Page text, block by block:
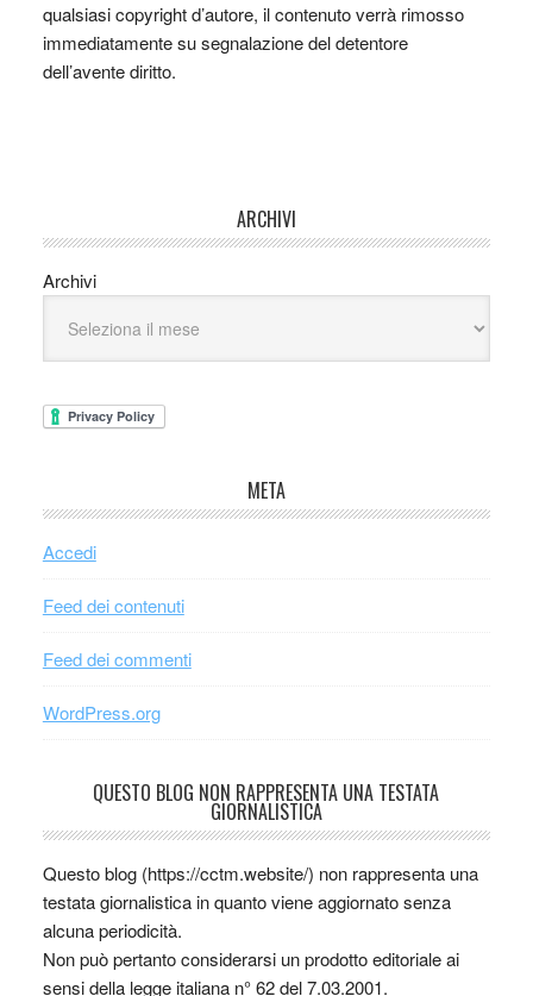
qualsiasi copyright d’autore, il contenuto verrà rimosso
immediatamente su segnalazione del detentore
dell’avente diritto.
ARCHIVI
Archivi
META
Accedi
Feed dei contenuti
Feed dei commenti
WordPress.org
QUESTO BLOG NON RAPPRESENTA UNA TESTATA
GIORNALISTICA
Questo blog (https://cctm.website/) non rappresenta una
testata giornalistica in quanto viene aggiornato senza
alcuna periodicità.
Non può pertanto considerarsi un prodotto editoriale ai
sensi della legge italiana n° 62 del 7.03.2001.